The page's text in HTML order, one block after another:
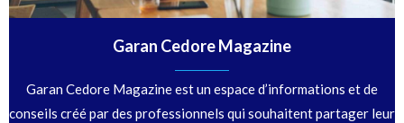
Garan Cedore Magazine
Garan Cedore Magazine est un espace d’informations et de
conseils créé par des professionnels qui souhaitent partager leur